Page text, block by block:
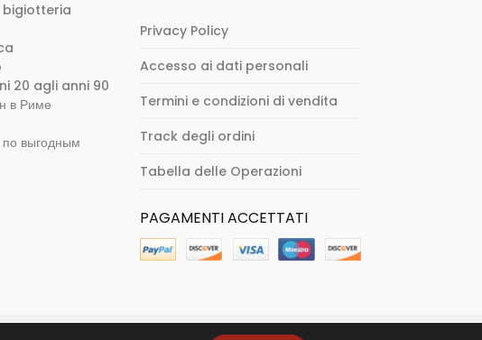
20 agli anni 90
в Риме
выгодным
Privacy Policy
Accesso ai dati personali
Termini e condizioni di vendita
Track degli ordini
Tabella delle Operazioni
PAGAMENTI ACCETTATI